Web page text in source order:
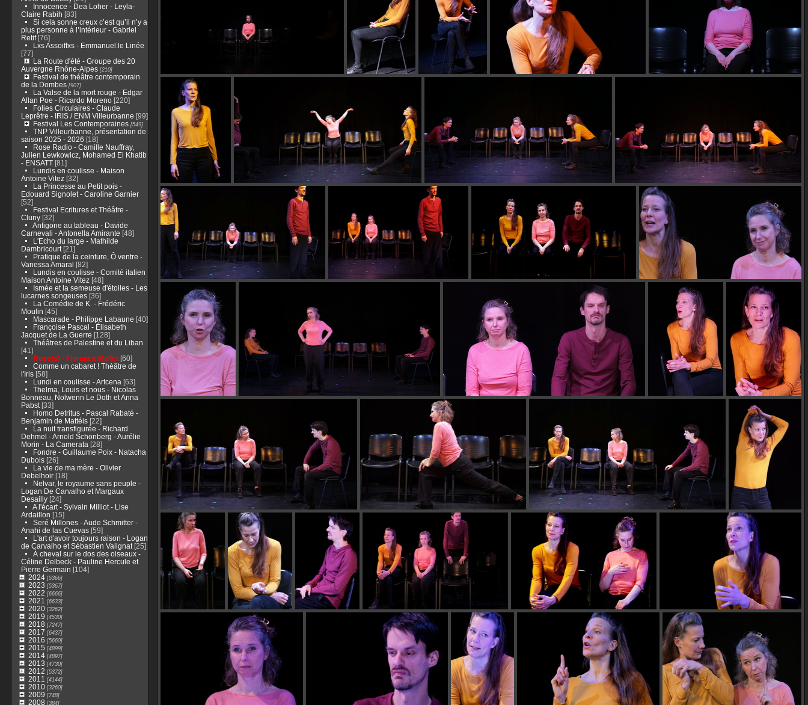
Innocence - Dea Loher - Leyla-
Claire Rabih [83]
Si cela sonne creux c’est qu’il n’y a
plus personne à l’intérieur - Gabriel
Retif[76]
Lxs Assoiffxs - Emmanuel.le Linée
[77]
La Route d'été - Groupe des 20
Auvergne Rhône-Alpes[210]
Festival de théâtre contemporain
de la Dombes[907]
La Valse de la mort rouge - Edgar
Allan Poe - Ricardo Moreno[220]
Folies Circulaires - Claude
Leprêtre - IRIS / ENM Villeurbanne [99]
Festival Les Contemporaines[549]
TNP Villeurbanne, présentation de
saison 2025 - 2026 [18]
Rose Radio - Camille Nauffray,
Julien Lewkowicz, Mohamed El Khatib
- ENSATT[81]
Lundis en coulisse - Maison
Antoine Vitez[32]
La Princesse au Petit pois -
Edouard Signolet - Caroline Garnier
[52]
Festival Ecritures et Théâtre -
Cluny[32]
Antigone au tableau - Davide
Carnevali - Antonella Amirante [48]
L'Echo du large - Mathilde
Dambricourt[21]
Pratique de la ceinture, Ô ventre -
Vanessa Amaral [82]
Lundis en coulisse - Comité italien
Maison Antoine Vitez[48]
Ismée et la semeuse d'étoiles - Les
lucarnes songeuses[36]
La Comédie de K. - Frédéric
Moulin [45]
Mascarade - Philippe Labaune [40]
Françoise Pascal - Élisabeth
Jacquet de La Guerre [128]
Théâtres de Palestine et du Liban
[41]
Rose(s) - Florence Mallet[60]
Comme un cabaret ! Théâtre de
l'Iris[58]
Lundi en coulisse - Artcena [63]
Thelma, Louis et nous - Nicolas
Bonneau, Nolwenn Le Doth et Anna
Pabst[33]
Homo Detritus - Pascal Rabaté -
Benjamin de Mattéis[22]
La nuit transfigurée - Richard
Dehmel - Arnold Schönberg - Aurélie
Morin - La Camerata [28]
Fondre - Guillaume Poix - Natacha
Dubois[26]
La vie de ma mère - Olivier
Debelhoir[18]
Nelvar, le royaume sans peuple -
Logan De Carvalho et Margaux
Desailly[24]
A l'écart - Sylvain Milliot - Lise
Ardaillon [15]
Seré Millones - Aude Schmitter -
Anahi de las Cuevas[59]
L'art d'avoir toujours raison - Logan
de Carvalho et Sébastien Valignat[25]
À cheval sur le dos des oiseaux -
Céline Delbeck - Pauline Hercule et
Pierre Germain [104]
2024[5366]
2023 [5367]
2022 [6666]
2021 [6633]
2020[3262]
2019 [4530]
2018 [7247]
2017 [6437]
2016 [5660]
2015 [4899]
2014[4897]
2013 [4730]
2012 [5372]
2011 [4144]
2010[3260]
2009 [748]
2008 [384]